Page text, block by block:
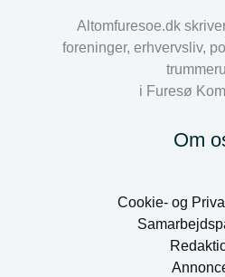
Altomfuresoe.dk
foreninger, erhvervsliv,
i Furesø
Om
Cookie- og